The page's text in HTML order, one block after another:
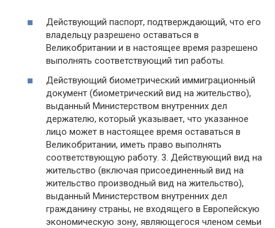
Действующий паспорт, подтверждающий, что его
владельцу разрешено оставаться в
Великобритании и в настоящее время разрешено
выполнять соответствующий тип работы.
Действующий биометрический иммиграционный
документ (биометрический вид на жительство),
выданный Министерством внутренних дел
держателю, который указывает, что указанное
лицо может в настоящее время оставаться в
Великобритании, иметь право выполнять
соответствующую работу. 3. Действующий вид на
жительство (включая присоединенный вид на
жительство производный вид на жительство),
выданный Министерством внутренних дел
гражданину страны, не входящего в Европейскую
экономическую зону, являющегося членом семьи